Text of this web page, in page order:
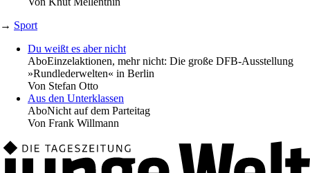
→ Sport
Du weißt es aber nicht
AboEinzelaktionen, mehr nicht: Die große DFB-Ausstellung
»Rundlederwelten« in Berlin
Von Stefan Otto
Aus den Unterklassen
AboNicht auf dem Parteitag
Von Frank Willmann